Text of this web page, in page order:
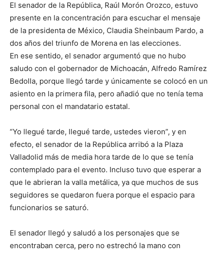
El senador de la República, Raúl Morón Orozco, estuvo
presente en la concentración para escuchar el mensaje
de la presidenta de México, Claudia Sheinbaum Pardo, a
dos años del triunfo de Morena en las elecciones.
En ese sentido, el senador argumentó que no hubo
saludo con el gobernador de Michoacán, Alfredo Ramírez
Bedolla, porque llegó tarde y únicamente se colocó en un
asiento en la primera fila, pero añadió que no tenía tema
personal con el mandatario estatal.
“Yo llegué tarde, llegué tarde, ustedes vieron”, y en
efecto, el senador de la República arribó a la Plaza
Valladolid más de media hora tarde de lo que se tenía
contemplado para el evento. Incluso tuvo que esperar a
que le abrieran la valla metálica, ya que muchos de sus
seguidores se quedaron fuera porque el espacio para
funcionarios se saturó.
El senador llegó y saludó a los personajes que se
encontraban cerca, pero no estrechó la mano con